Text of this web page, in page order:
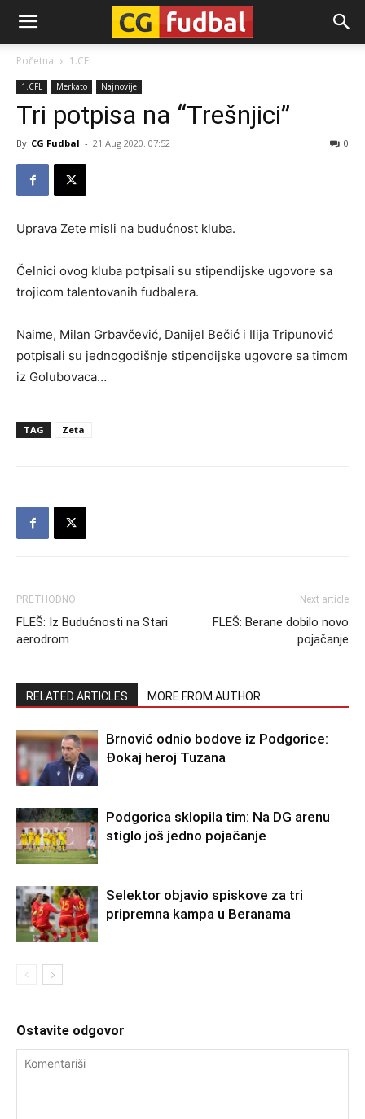
CG-
Fudbal
Početna 1.CFL
1.CFL Merkato Najnovije
Tri potpisa na “Trešnjici”
By CG Fudbal - 21 Aug 2020. 07:52 0
Uprava Zete misli na budućnost kluba.
Čelnici ovog kluba potpisali su stipendijske ugovore sa
trojicom talentovanih fudbalera.
Naime, Milan Grbavčević, Danijel Bečić i Ilija Tripunović
potpisali su jednogodišnje stipendijske ugovore sa timom
iz Golubovaca…
TAG Zeta
PRETHODNO
FLEŠ: Iz Budućnosti na Stari
aerodrom
Next article
FLEŠ: Berane dobilo novo
pojačanje
RELATED ARTICLES MORE FROM AUTHOR
Brnović odnio bodove iz Podgorice:
Đokaj heroj Tuzana
Podgorica sklopila tim: Na DG arenu
stiglo još jedno pojačanje
Selektor objavio spiskove za tri
pripremna kampa u Beranama
Ostavite odgovor